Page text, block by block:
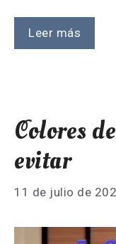
Leer más
Colores
evitar
11 de julio de